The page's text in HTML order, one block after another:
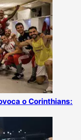
o Corinthians: